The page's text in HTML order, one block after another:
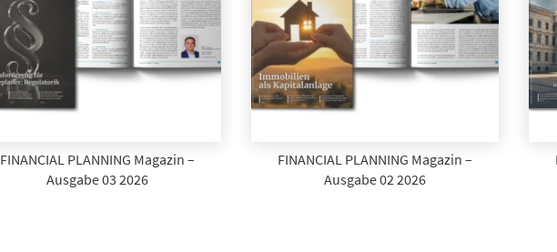
FINANCIAL PLANNING Magazin –
Ausgabe 03 2026
FINANCIAL PLANNING Magazin –
Ausgabe 02 2026